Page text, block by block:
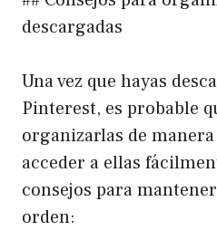
descargadas
Una vez que hayas
Pinterest, es probable
organizarlas de
acceder a ellas
consejos para
orden: